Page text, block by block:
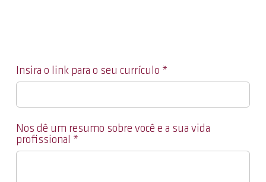
Nos dê um resumo sobre você e a sua vida
profissional
Insira o link para o seu currículo